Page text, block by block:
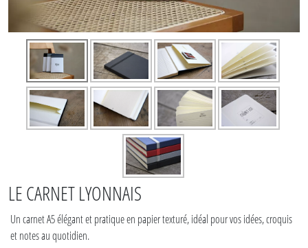
LE CARNET LYONNAIS
Un carnet A5 élégant et pratique en papier texturé, idéal pour vos idées, croquis
et notes au quotidien.